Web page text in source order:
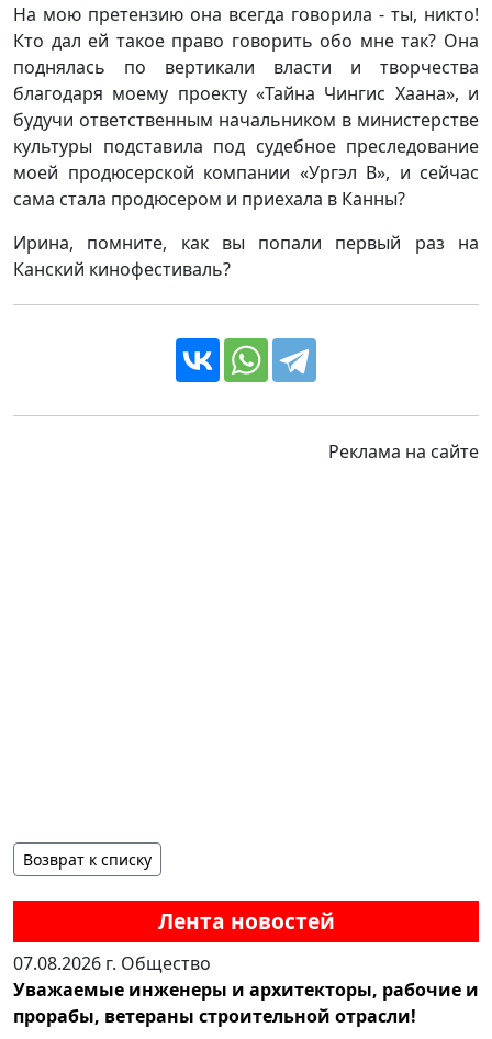
Лента новостей
07.08.2026 г. Общество
Уважаемые инженеры и архитекторы, рабочие и
прорабы, ветераны строительной отрасли!
На мою претензию она всегда говорила - ты, никто!
Кто дал ей такое право говорить обо мне так? Она
поднялась по вертикали власти и творчества
благодаря моему проекту «Тайна Чингис Хаана», и
будучи ответственным начальником в министерстве
культуры подставила под судебное преследование
моей продюсерской компании «Ургэл В», и сейчас
сама стала продюсером и приехала в Канны?
Ирина, помните, как вы попали первый раз на
Канский кинофестиваль?
Реклама на сайте
Возврат к списку